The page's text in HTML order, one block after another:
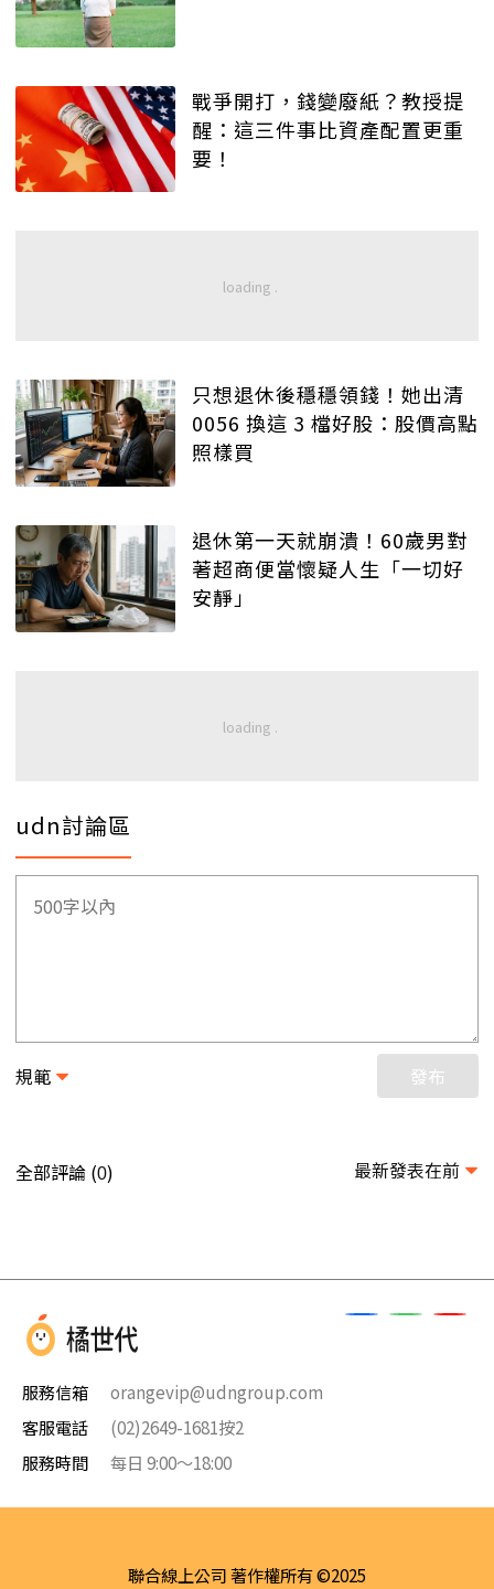
戰爭開打，錢變廢紙？教授提
醒：這三件事比資產配置更重
要！
只想退休後穩穩領錢！她出清
0056 換這 3 檔好股：股價高點
照樣買
退休第一天就崩潰！60歲男對
著超商便當懷疑人生「一切好
安靜」
udn討論區
規範 發布
全部評論 (0) 最新發表在前
服務信箱
orangevip@udngroup.com
客服電話
(02)2649-1681按2
服務時間
每日 9:00～18:00
聯合線上公司 著作權所有 ©2025